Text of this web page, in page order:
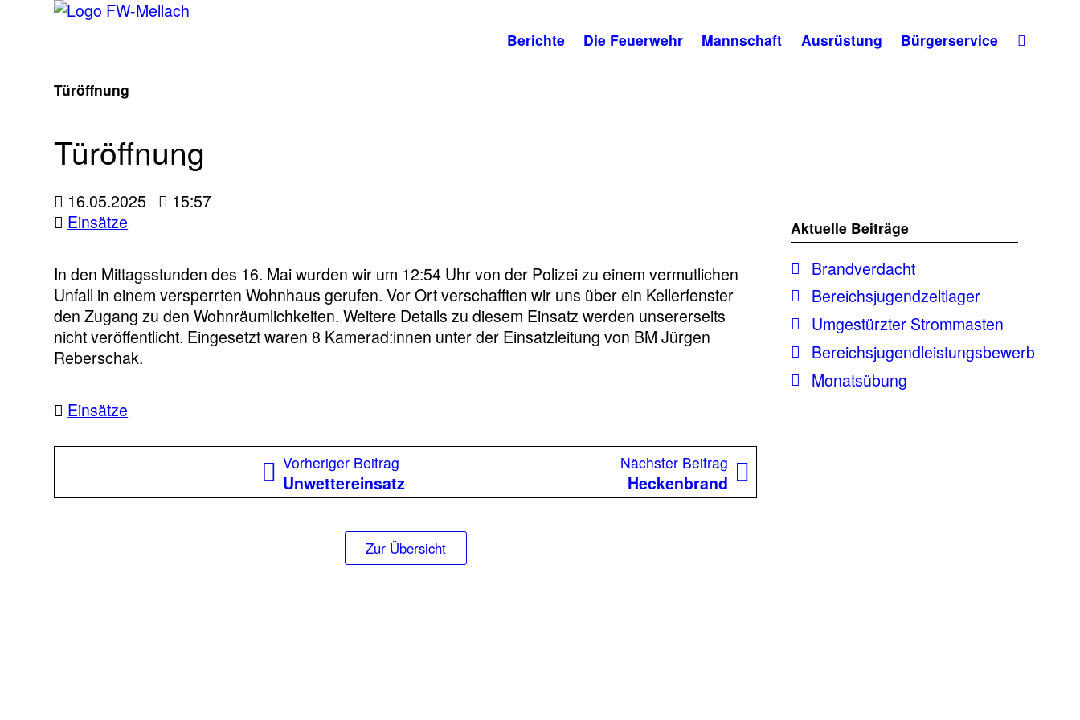
Berichte Die Feuerwehr Mannschaft Ausrüstung Bürgerservice
Türöffnung
Türöffnung
16.05.2025
15:57
Einsätze
In den Mittagsstunden des 16. Mai wurden wir um 12:54 Uhr von der Polizei zu einem vermutlichen
Unfall in einem versperrten Wohnhaus gerufen. Vor Ort verschafften wir uns über ein Kellerfenster
den Zugang zu den Wohnräumlichkeiten. Weitere Details zu diesem Einsatz werden unsererseits
nicht veröffentlicht. Eingesetzt waren 8 Kamerad:innen unter der Einsatzleitung von BM Jürgen
Reberschak.
Einsätze
Beitragsnavigation Vorheriger Beitrag
Beitrag:
Unwettereinsatz
Nächster Beitrag Nächster
Beitrag:
Heckenbrand
Zur Übersicht
Aktuelle Beiträge
Brandverdacht
Bereichsjugendzeltlager
Umgestürzter Strommasten
Bereichsjugendleistungsbewerb
Monatsübung